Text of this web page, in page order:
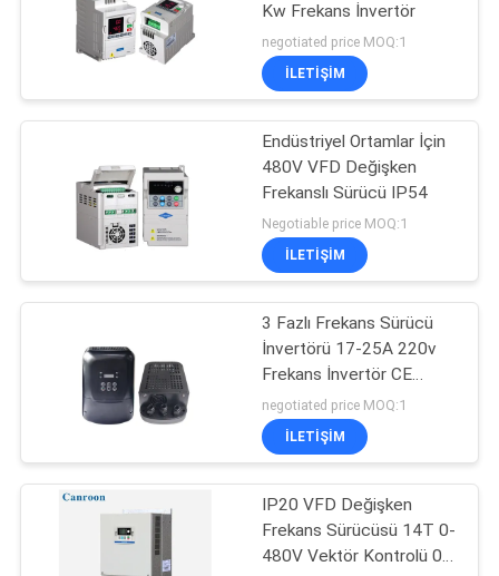
Kw Frekans İnvertör
negotiated price MOQ:1
İLETIŞIM
Endüstriyel Ortamlar İçin
480V VFD Değişken
Frekanslı Sürücü IP54
Negotiable price MOQ:1
İLETIŞIM
3 Fazlı Frekans Sürücü
İnvertörü 17-25A 220v
Frekans İnvertör CE
Sertifikası
negotiated price MOQ:1
İLETIŞIM
IP20 VFD Değişken
Frekans Sürücüsü 14T 0-
480V Vektör Kontrolü 0-